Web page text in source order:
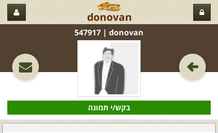
donovan
donovan‏ | 547917
בקש/י תמונה